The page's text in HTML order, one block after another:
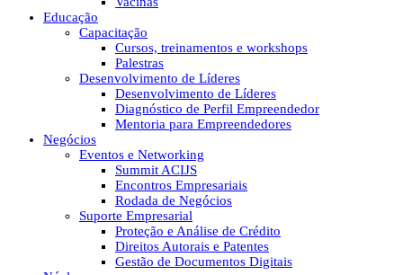
Educação
Capacitação
Cursos, treinamentos e workshops
Palestras
Desenvolvimento de Líderes
Desenvolvimento de Líderes
Diagnóstico de Perfil Empreendedor
Mentoria para Empreendedores
Negócios
Eventos e Networking
Summit ACIJS
Encontros Empresariais
Rodada de Negócios
Suporte Empresarial
Proteção e Análise de Crédito
Direitos Autorais e Patentes
Gestão de Documentos Digitais